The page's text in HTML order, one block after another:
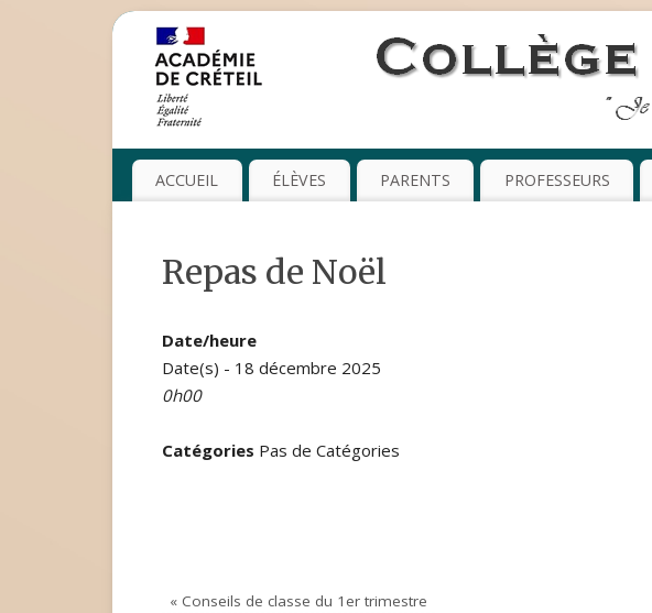
ACCUEIL ÉLÈVES PARENTS PROFESSEURS
Repas de Noël
Date/heure
Date(s) - 18 décembre 2025
0h00
Catégories Pas de Catégories
« Conseils de classe du 1er trimestre